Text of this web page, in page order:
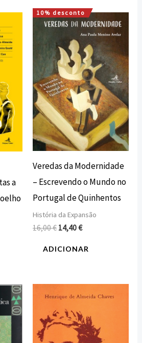
a
10% desconto
Veredas da Modernidade
– Escrevendo o Mundo no
Portugal de Quinhentos
História da Expansão
16,00€
O
preço
original
era:
16,00 €.
14,40€
O
preço
atual
é:
14,40 €.
ADICIONAR